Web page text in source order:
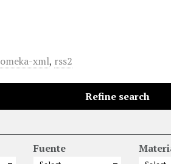
omeka-xml, rss2
Refine search
Fuente